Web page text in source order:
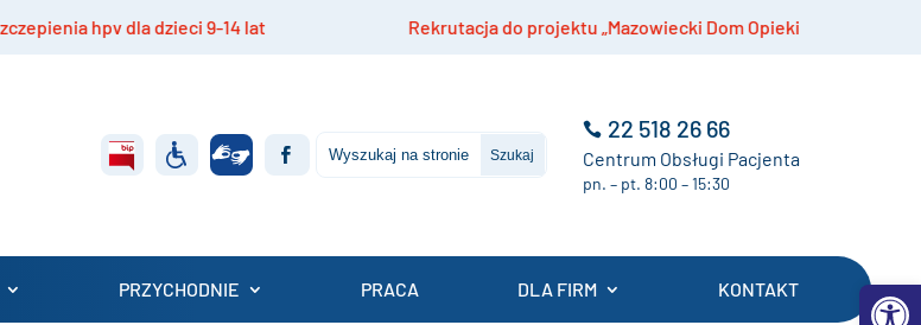
hpv dla dzieci 9-14 lat Rekrutacja do projektu „Mazowiecki Dom Opieki Medycznej”
22 518 26 66
Centrum Obsługi Pacjenta
pn. – pt. 8:00 – 15:30
PRZYCHODNIE PRACA DLA FIRM KONTAKT